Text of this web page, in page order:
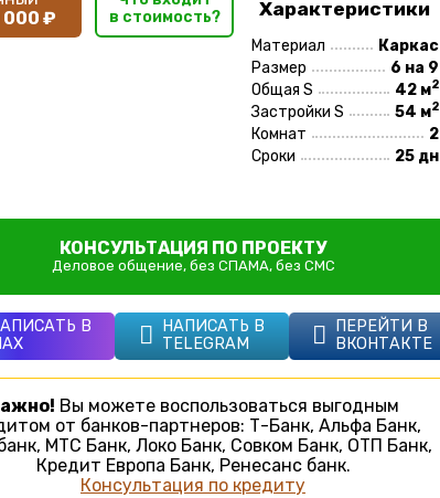
000 ₽
в стоимость?
Характеристики
Материал
Каркас
Размер
6 на 9
Общая S
42 м2
Застройки S 54 м2
Комнат
2
Сроки
25 дн
КОНСУЛЬТАЦИЯ ПО ПРОЕКТУ
Деловое общение, без СПАМА, без СМС
В
НАПИСАТЬ В
TELEGRAM
ПЕРЕЙТИ В
ВКОНТАКТЕ
Вы можете воспользоваться выгодным
от банков-партнеров: Т-Банк, Альфа Банк,
МТС Банк, Локо Банк, Совком Банк, ОТП Банк,
Кредит Европа Банк, Ренесанс банк.
Консультация по кредиту